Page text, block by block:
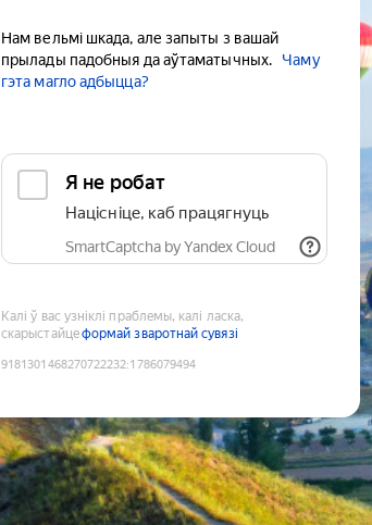
Нам вельмі шкада, але запыты з вашай
прылады падобныя да аўтаматычных.
Чаму
гэта магло адбыцца?
Я не робат
Націсніце, каб працягнуць
SmartCaptcha by Yandex Cloud
Калі ў вас узніклі праблемы, калі ласка,
скарыстайцеформай зваротнай сувязі
9181301468270722232:1786079494